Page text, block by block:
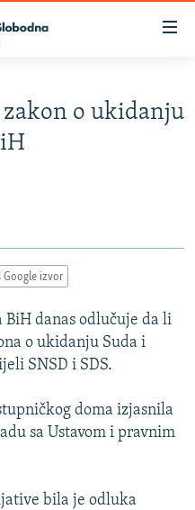
o ukidanju
Google izvor
danas odlučuje da li
o ukidanju Suda i
SNSD i SDS.
doma izjasnila
sa Ustavom i pravnim
bila je odluka